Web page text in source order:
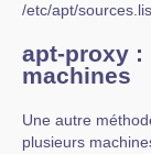
/etc/apt/
apt-proxy :
machines
Une autre
plusieurs